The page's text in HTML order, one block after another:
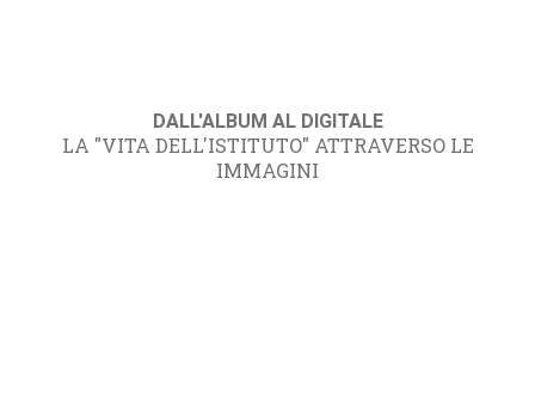
DALL'ALBUM AL DIGITALE
LA "VITA DELL'ISTITUTO" ATTRAVERSO LE
IMMAGINI